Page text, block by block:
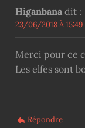
Higanbana dit :
23/06/2018 À 15:49
Merci pour ce
Les elfes sont
Répondre